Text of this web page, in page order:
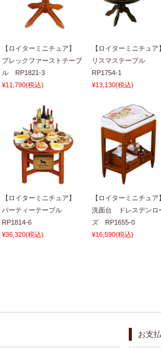
【ロイターミニチュア】
ブレックファーストテーブ
ル RP1821-3
¥11,790(税込)
【ロイターミニチュア
リスマステーブル
RP1754-1
¥13,130(税込)
【ロイターミニチュア】
パーティーテーブル
RP1814-6
¥36,320(税込)
【ロイターミニチュ
洗面台 ドレスデンロ
ズ RP1655-0
¥16,590(税込)
お支